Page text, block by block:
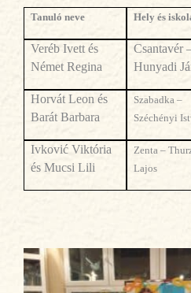
Tanuló neve Hely és
Veréb Ivett és
Német Regina
Csantavér
Hunyadi
Horvát Leon és
Barát Barbara
Szabadka –
Széchényi
Ivković Viktória
és Mucsi Lili
Zenta –
Lajos